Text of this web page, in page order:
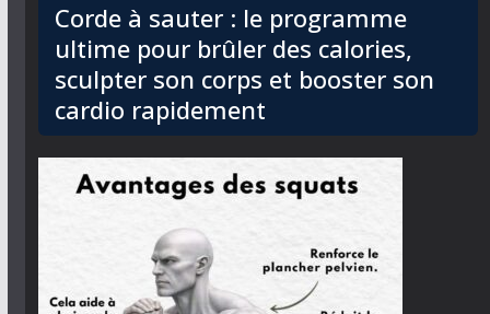
Corde à sauter : le programme
ultime pour brûler des calories,
sculpter son corps et booster son
cardio rapidement